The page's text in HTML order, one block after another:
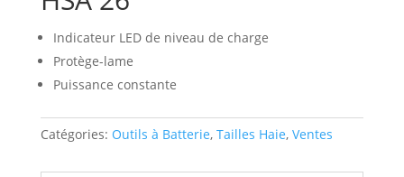
Indicateur LED de niveau de charge
Protège-lame
Puissance constante
Catégories: Outils à Batterie, Tailles Haie, Ventes